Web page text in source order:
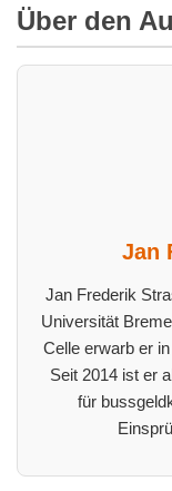
Über den
Jan
Jan Frederik
Universität
Celle erwarb er
Seit 2014 ist er
für